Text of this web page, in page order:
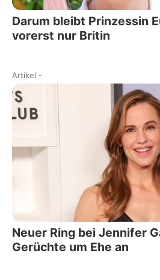
Darum bleibt Prinzessin
vorerst nur Britin
Artikel -
Neuer Ring bei Jennifer
Gerüchte um Ehe an